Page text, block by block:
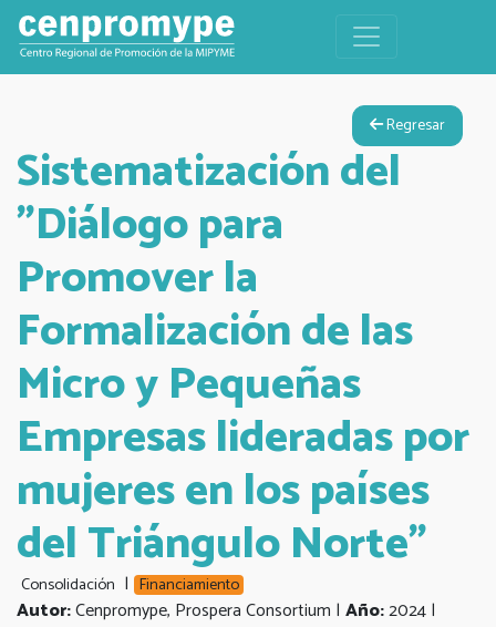
Regresar
Sistematización del
"Diálogo para
Promover la
Formalización de las
Micro y Pequeñas
Empresas lideradas por
mujeres en los países
del Triángulo Norte"
Consolidación | Financiamiento
Autor:Cenpromype, Prospera Consortium | Año:2024 |